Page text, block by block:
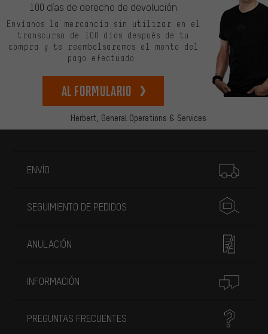
Herbert, General Operations & Services
100 días de derecho de devolución
Envíanos la mercancía sin utilizar en el
transcurso de 100 días después de tu
compra y te reembolsaremos el monto del
pago efectuado.
Al formulario
ENVÍO
SEGUIMIENTO DE PEDIDOS
ANULACIÓN
INFORMACIÓN
PREGUNTAS FRECUENTES